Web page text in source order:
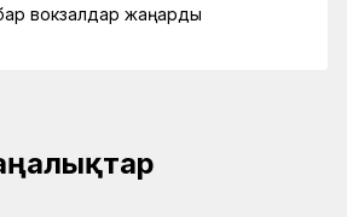
вокзалдар жаңарды